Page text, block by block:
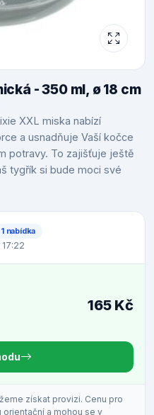
- 350 ml, ø 18 cm
XXL miska nabízí
a usnadňuje Vaší kočce
potravy. To zajišťuje ještě
tygřík si bude moci své
1 nabídka
165 Kč
získat provizi. Cenu pro
a mohou se v